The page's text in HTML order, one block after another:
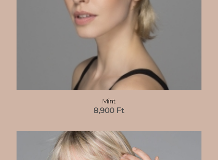
Mint
8,900 Ft